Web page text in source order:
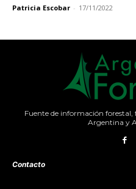
Patricia Escobar - 17/11/2022
Fuente de información
Argentina y
Contacto